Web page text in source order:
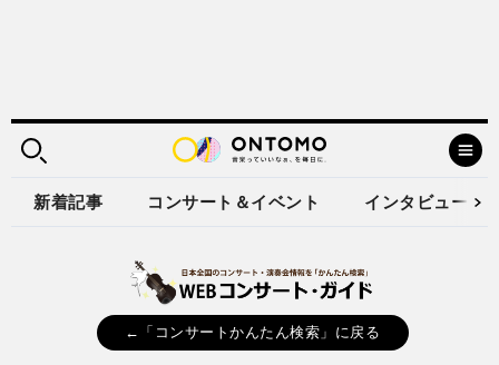
新着記事 コンサート＆イベント インタビュー
←「コンサートかんたん検索」に戻る